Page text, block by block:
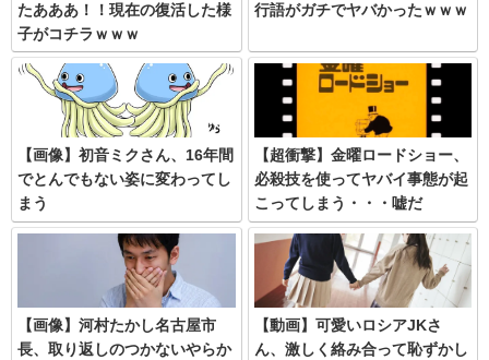
たあああ！！現在の復活した様
子がコチラｗｗｗ
行語がガチでヤバかったｗｗｗ
【画像】初音ミクさん、16年間
でとんでもない姿に変わってし
まう
【超衝撃】金曜ロードショー、
必殺技を使ってヤバイ事態が起
こってしまう・・・嘘だ
ろ・・・
【画像】河村たかし名古屋市
長、取り返しのつかないやらか
【動画】可愛いロシアJKさ
ん、激しく絡み合って恥ずかし